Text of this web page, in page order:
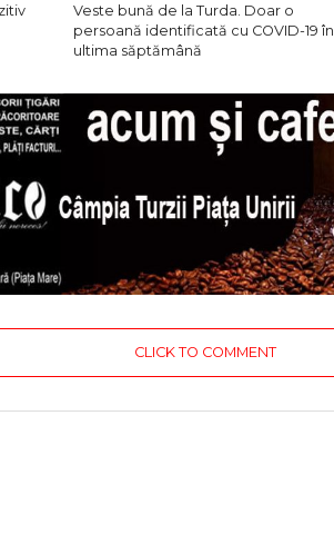
Veste bună de la Turda. Doar o
persoană identificată cu COVID-19 în
ultima săptămână
CLICK TO COMMENT